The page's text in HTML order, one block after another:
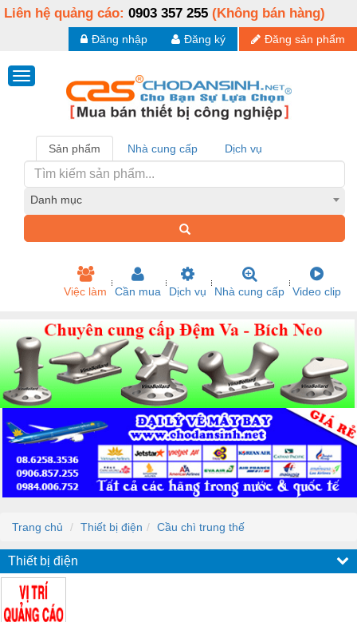
Liên hệ quảng cáo: 0903 357 255 (Không bán hàng)
Đăng sản phẩm
Đăng ký
Đăng nhập
Sản phẩm Nhà cung cấp Dịch vụ
Danh mục
Việc làm Cần mua Dịch vụ Nhà cung cấp Video clip
Trang chủ Thiết bị điện Cầu chì trung thế
Thiết bị điện